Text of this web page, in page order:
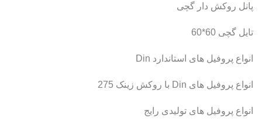
پانل روکش دار گچی
تایل گچی 60*60
انواع پروفیل های استاندارد Din
انواع پروفیل های Din با روکش زینک 275
انواع پروفیل های تولیدی رایج